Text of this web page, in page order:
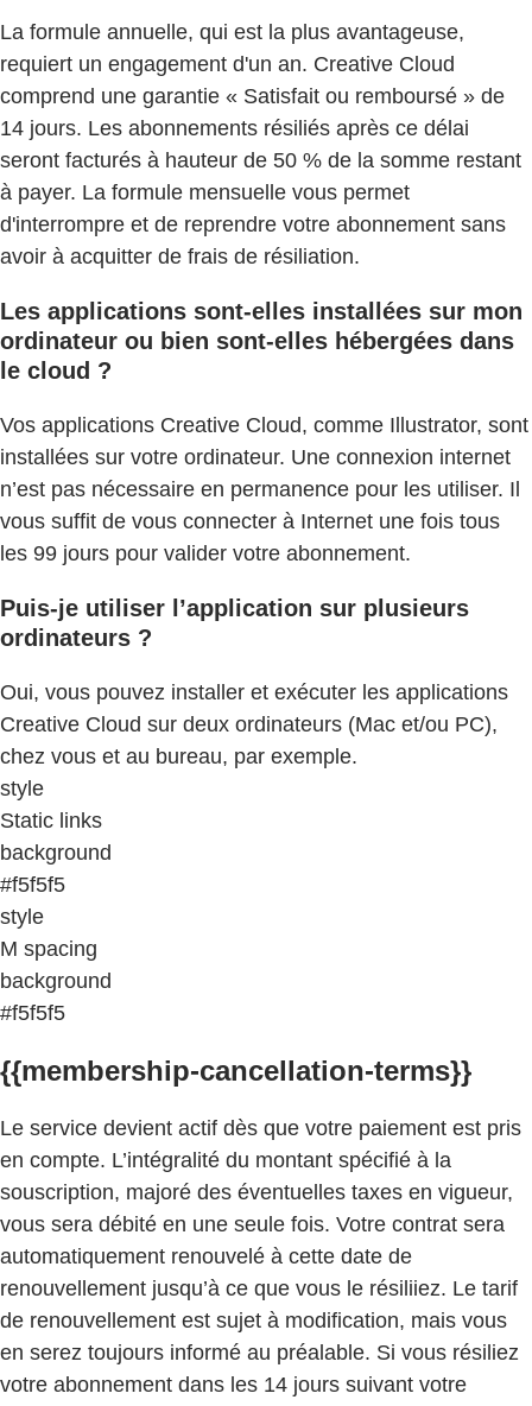
La formule annuelle, qui est la plus avantageuse,
requiert un engagement d'un an. Creative Cloud
comprend une garantie « Satisfait ou remboursé » de
14 jours. Les abonnements résiliés après ce délai
seront facturés à hauteur de 50 % de la somme restant
à payer. La formule mensuelle vous permet
d'interrompre et de reprendre votre abonnement sans
avoir à acquitter de frais de résiliation.
Les applications sont-elles installées sur mon
ordinateur ou bien sont-elles hébergées dans
le cloud ?
Vos applications Creative Cloud, comme Illustrator, sont
installées sur votre ordinateur. Une connexion internet
n’est pas nécessaire en permanence pour les utiliser. Il
vous suffit de vous connecter à Internet une fois tous
les 99 jours pour valider votre abonnement.
Puis-je utiliser l’application sur plusieurs
ordinateurs ?
Oui, vous pouvez installer et exécuter les applications
Creative Cloud sur deux ordinateurs (Mac et/ou PC),
chez vous et au bureau, par exemple.
style
Static links
background
#f5f5f5
style
M spacing
background
#f5f5f5
{{membership-cancellation-terms}}
Le service devient actif dès que votre paiement est pris
en compte. L’intégralité du montant spécifié à la
souscription, majoré des éventuelles taxes en vigueur,
vous sera débité en une seule fois. Votre contrat sera
automatiquement renouvelé à cette date de
renouvellement jusqu’à ce que vous le résiliiez. Le tarif
de renouvellement est sujet à modification, mais vous
en serez toujours informé au préalable. Si vous résiliez
votre abonnement dans les 14 jours suivant votre